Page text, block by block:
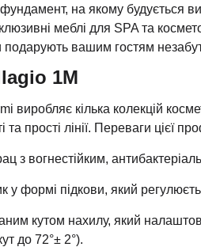
на якому будується
меблі для SPA та
подарують вашим гостям
1M
виробляє кілька колекцій
та прості лінії. Переваги цієї
з вогнестійким,
у формі підкови, який
кутом нахилу, який
до 72°± 2°).